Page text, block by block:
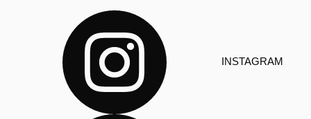
INSTAGRAM